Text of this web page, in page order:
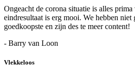
Ongeacht de corona situatie is alles
eindresultaat is erg mooi. We hebben niet
goedkoopste en zijn des te meer content!
- Barry van Loon
Vlekkeloos